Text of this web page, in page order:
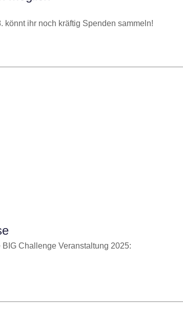
könnt ihr noch kräftig Spenden sammeln!
Challenge Veranstaltung 2025: